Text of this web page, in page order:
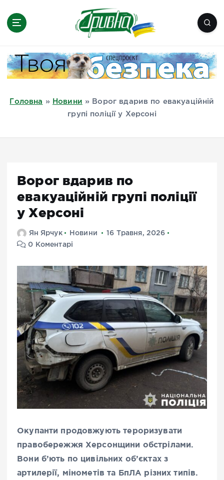
Миколаїв, Одеса, Мелітополь
Головна » Новини »
Ворог вдарив по евакуаційній
групі поліції у Херсоні
Ворог вдарив по
евакуаційній групі поліції
у Херсоні
Ян Ярчук Новини
16 Травня, 2026
0 Коментарі
Окупанти продовжують тероризувати
правобережжя Херсонщини обстрілами.
Вони б’ють по цивільних об’єктах з
артилерії, мінометів та БпЛА різних типів.